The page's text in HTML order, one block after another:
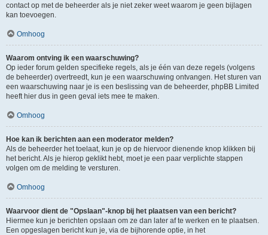
contact op met de beheerder als je niet zeker weet waarom je geen bijlagen
kan toevoegen.
Omhoog
Waarom ontving ik een waarschuwing?
Op ieder forum gelden specifieke regels, als je één van deze regels (volgens
de beheerder) overtreedt, kun je een waarschuwing ontvangen. Het sturen van
een waarschuwing naar je is een beslissing van de beheerder, phpBB Limited
heeft hier dus in geen geval iets mee te maken.
Omhoog
Hoe kan ik berichten aan een moderator melden?
Als de beheerder het toelaat, kun je op de hiervoor dienende knop klikken bij
het bericht. Als je hierop geklikt hebt, moet je een paar verplichte stappen
volgen om de melding te versturen.
Omhoog
Waarvoor dient de "Opslaan"-knop bij het plaatsen van een bericht?
Hiermee kun je berichten opslaan om ze dan later af te werken en te plaatsen.
Een opgeslagen bericht kun je, via de bijhorende optie, in het